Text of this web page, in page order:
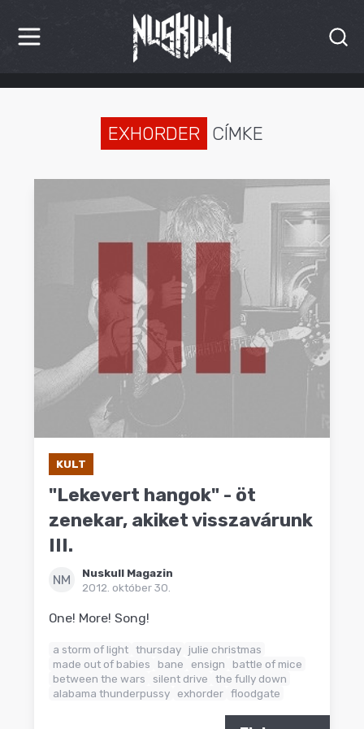
HÍREK
PREMIEREK
EXHORDER CÍMKE
KULT
"Lekevert hangok" - öt
zenekar, akiket visszavárunk
III.
NM
Nuskull Magazin
2012. október 30.
One! More! Song!
a storm of light thursday julie christmas
made out of babies
bane ensign
battle of mice
between the wars
silent drive
the fully down
alabama thunderpussy exhorder floodgate